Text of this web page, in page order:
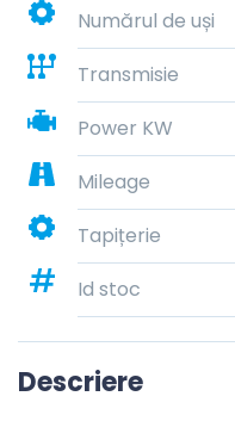
Numărul de uși
Transmisie
Power KW
Mileage
Tapițerie
Id stoc
Descriere